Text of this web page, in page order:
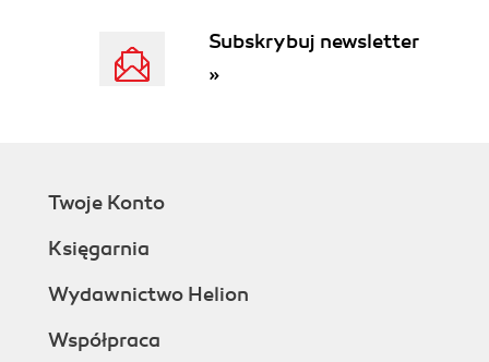
Subskrybuj newsletter
»
Twoje Konto
Księgarnia
Wydawnictwo Helion
Współpraca